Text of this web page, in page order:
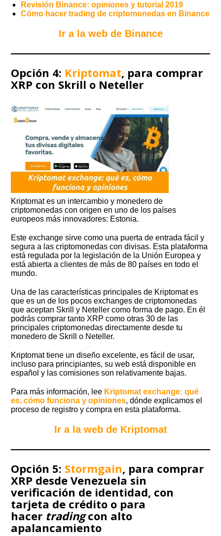
Revisión Binance: opiniones y tutorial 2019
Cómo hacer trading de criptomonedas en Binance
Ir a la web de Binance
Opción 4: Kriptomat, para comprar
XRP con Skrill o Neteller
Kriptomat es un intercambio y monedero de
criptomonedas con origen en uno de los países
europeos más innovadores: Estonia.
Este exchange sirve como una puerta de entrada fácil y
segura a las criptomonedas con divisas. Esta plataforma
está regulada por la legislación de la Unión Europea y
está abierta a clientes de más de 80 países en todo el
mundo.
Una de las características principales de Kriptomat es
que es un de los pocos exchanges de criptomonedas
que aceptan Skrill y Neteller como forma de pago. En él
podrás comprar tanto XRP como otras 30 de las
principales criptomonedas directamente desde tu
monedero de Skrill o Neteller.
Kriptomat tiene un diseño excelente, es fácil de usar,
incluso para principiantes, su web está disponible en
español y las comisiones son relativamente bajas.
Para más información, lee Kriptomat exchange: qué
es, cómo funciona y opiniones, dónde explicamos el
proceso de registro y compra en esta plataforma.
Ir a la web de Kriptomat
Opción 5: Stormgain, para comprar
XRP desde Venezuela sin
verificación de identidad, con
tarjeta de crédito o para
hacer tradingcon alto
apalancamiento